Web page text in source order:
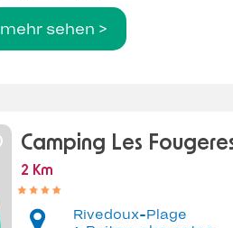
mehr sehen >
Camping Les
2 Km
Rivedoux-Plage